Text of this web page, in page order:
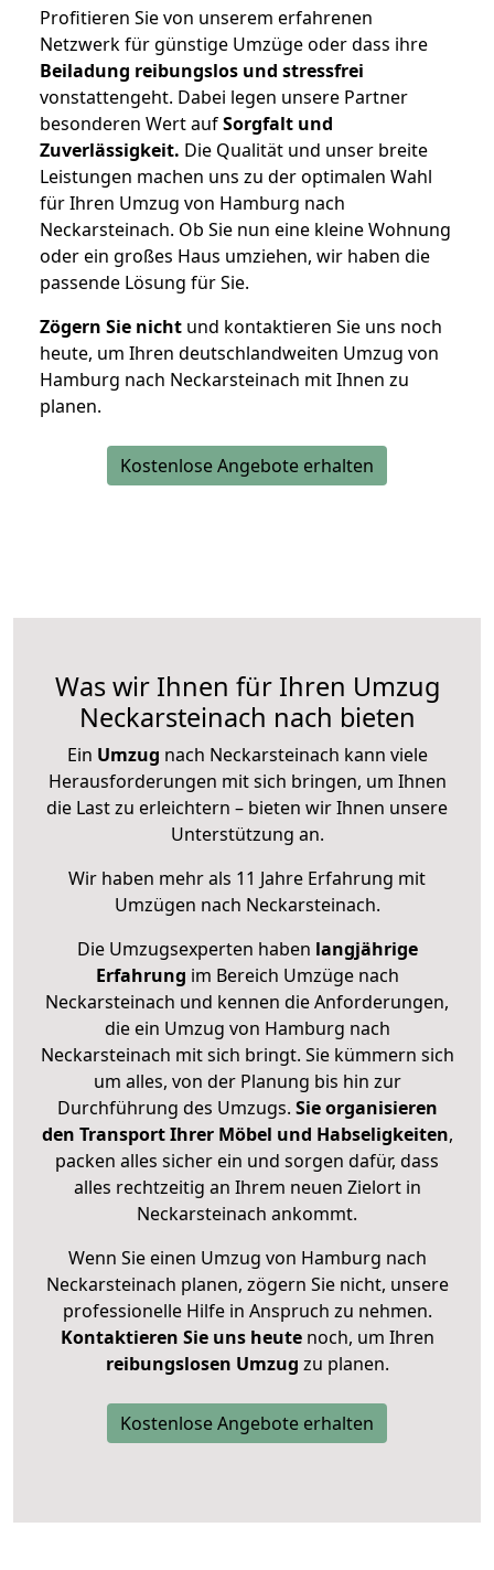
Profitieren Sie von unserem erfahrenen
Netzwerk für günstige Umzüge oder dass ihre
Beiladung reibungslos und stressfrei
vonstattengeht. Dabei legen unsere Partner
besonderen Wert aufSorgfalt und
Zuverlässigkeit. Die Qualität und unser breite
Leistungen machen uns zu der optimalen Wahl
für Ihren Umzug von Hamburg nach
Neckarsteinach. Ob Sie nun eine kleine Wohnung
oder ein großes Haus umziehen, wir haben die
passende Lösung für Sie.
Zögern Sie nicht und kontaktieren Sie uns noch
heute, um Ihren deutschlandweiten Umzug von
Hamburg nach Neckarsteinach mit Ihnen zu
planen.
Kostenlose Angebote erhalten
Was wir Ihnen für Ihren Umzug
Neckarsteinach nach bieten
Ein Umzug nach Neckarsteinach kann viele
Herausforderungen mit sich bringen, um Ihnen
die Last zu erleichtern – bieten wir Ihnen unsere
Unterstützung an.
Wir haben mehr als 11 Jahre Erfahrung mit
Umzügen nach Neckarsteinach.
Die Umzugsexperten haben langjährige
Erfahrung im Bereich Umzüge nach
Neckarsteinach und kennen die Anforderungen,
die ein Umzug von Hamburg nach
Neckarsteinach mit sich bringt. Sie kümmern sich
um alles, von der Planung bis hin zur
Durchführung des Umzugs. Sie organisieren
den Transport Ihrer Möbel und Habseligkeiten,
packen alles sicher ein und sorgen dafür, dass
alles rechtzeitig an Ihrem neuen Zielort in
Neckarsteinach ankommt.
Wenn Sie einen Umzug von Hamburg nach
Neckarsteinach planen, zögern Sie nicht, unsere
professionelle Hilfe in Anspruch zu nehmen.
Kontaktieren Sie uns heutenoch, um Ihren
reibungslosen Umzug zu planen.
Kostenlose Angebote erhalten